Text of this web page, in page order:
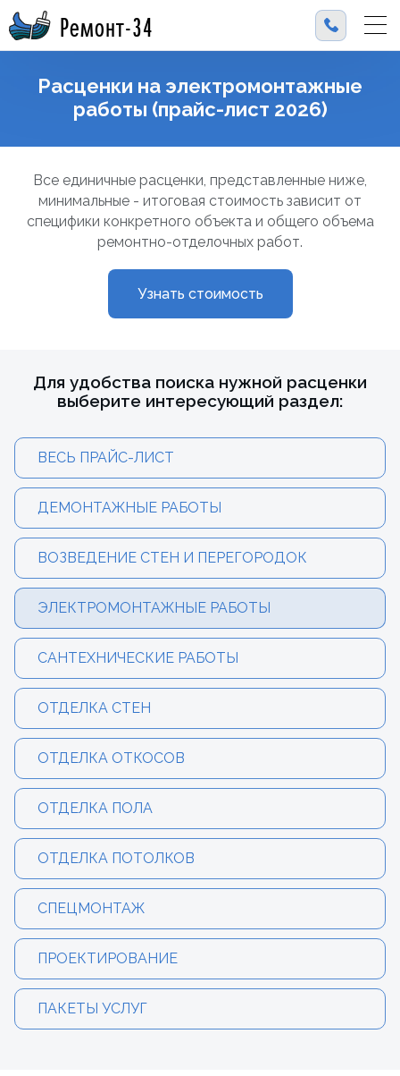
Ремонт-34
Расценки на электромонтажные
работы (прайс-лист 2026)
Все единичные расценки, представленные ниже,
минимальные - итоговая стоимость зависит от
специфики конкретного объекта и общего объема
ремонтно-отделочных работ.
Узнать стоимость
Для удобства поиска нужной расценки
выберите интересующий раздел:
ВЕСЬ ПРАЙС-ЛИСТ
ДЕМОНТАЖНЫЕ РАБОТЫ
ВОЗВЕДЕНИЕ СТЕН И ПЕРЕГОРОДОК
ЭЛЕКТРОМОНТАЖНЫЕ РАБОТЫ
САНТЕХНИЧЕСКИЕ РАБОТЫ
ОТДЕЛКА СТЕН
ОТДЕЛКА ОТКОСОВ
ОТДЕЛКА ПОЛА
ОТДЕЛКА ПОТОЛКОВ
СПЕЦМОНТАЖ
ПРОЕКТИРОВАНИЕ
ПАКЕТЫ УСЛУГ